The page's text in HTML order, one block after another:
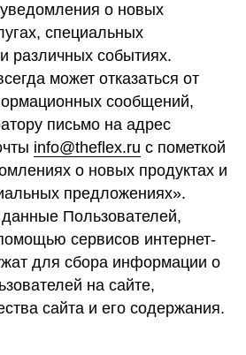
о новых
специальных
различных событиях.
может отказаться от
сообщений,
письмо на адрес
info@theflex.ru с пометкой
о новых продуктах и
предложениях».
Пользователей,
сервисов интернет-
для сбора информации о
на сайте,
сайта и его содержания.